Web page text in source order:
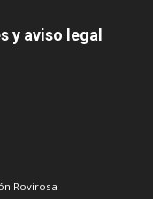
y aviso legal
Rovirosa